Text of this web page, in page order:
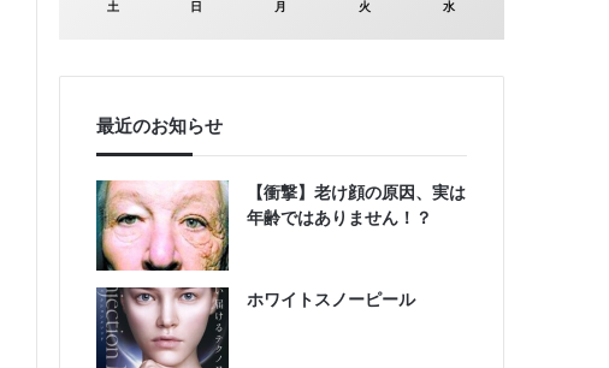
土 日 月 火 水
最近のお知らせ
【衝撃】老け顔の原因、実は
年齢ではありません！？
ホワイトスノーピール